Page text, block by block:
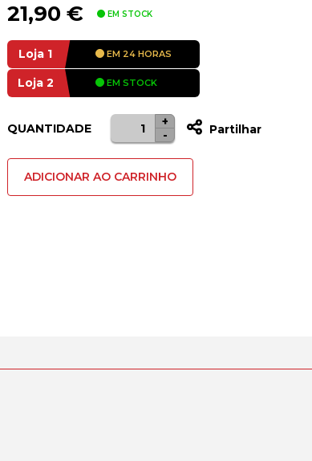
21,90 € EM STOCK
Loja 1 EM 24 HORAS
Loja 2 EM STOCK
QUANTIDADE
Quantidade
de
Toner
Compatível
-
+
Partilhar
ADICIONAR AO CARRINHO